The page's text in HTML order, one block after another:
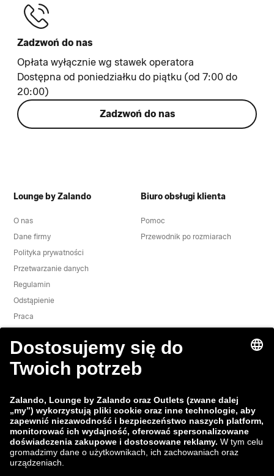
Zadzwoń do nas
Opłata wyłącznie wg stawek operatora
Dostępna od poniedziałku do piątku (od 7:00 do
20:00)
Zadzwoń do nas
Lounge by Zalando
O nas
Dane firmy
Polityka prywatności
Przetwarzanie danych
Regulamin
Odstąpienie
Praca
Bezpieczeństwo Produktu
Biuro obsługi klienta
Pomoc
Przewodnik po rozmiarach
Grupa Zalando
Zalando
ABOUT YOU